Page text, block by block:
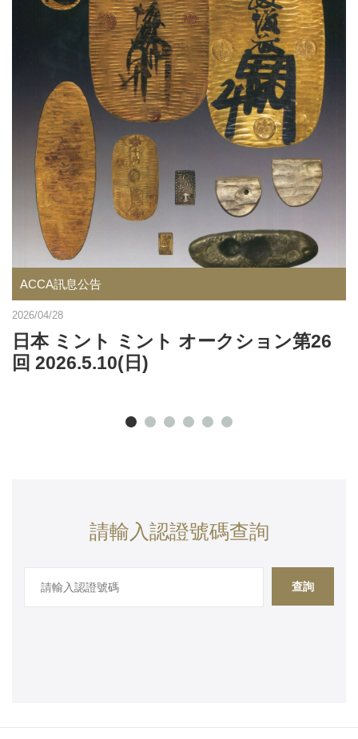
ACCA訊息公告
2026/04/28
日本 ミント ミント オークション第26
回 2026.5.10(日)
請輸入認證號碼查詢
查詢